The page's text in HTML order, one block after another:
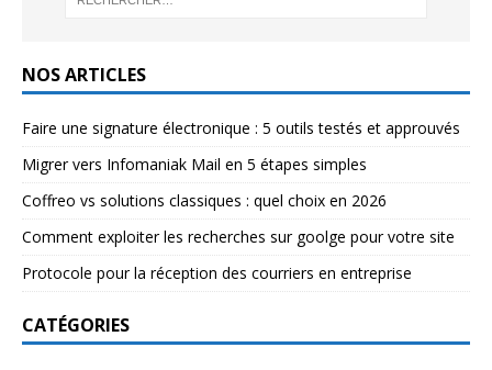
NOS ARTICLES
Faire une signature électronique : 5 outils testés et approuvés
Migrer vers Infomaniak Mail en 5 étapes simples
Coffreo vs solutions classiques : quel choix en 2026
Comment exploiter les recherches sur goolge pour votre site
Protocole pour la réception des courriers en entreprise
CATÉGORIES